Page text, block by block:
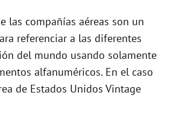
las compañías aéreas son un
referenciar a las diferentes
del mundo usando solamente
alfanuméricos. En el caso
de Estados Unidos Vintage